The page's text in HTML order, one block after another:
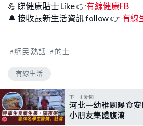
💪 睇健康貼士 Like 👉有線健康FB
🔔 接收最新生活資訊 follow 👉 有線
網民熱話 的士
有線生活
下一則新聞
河北一幼稚園曝食
小朋友集體腹瀉